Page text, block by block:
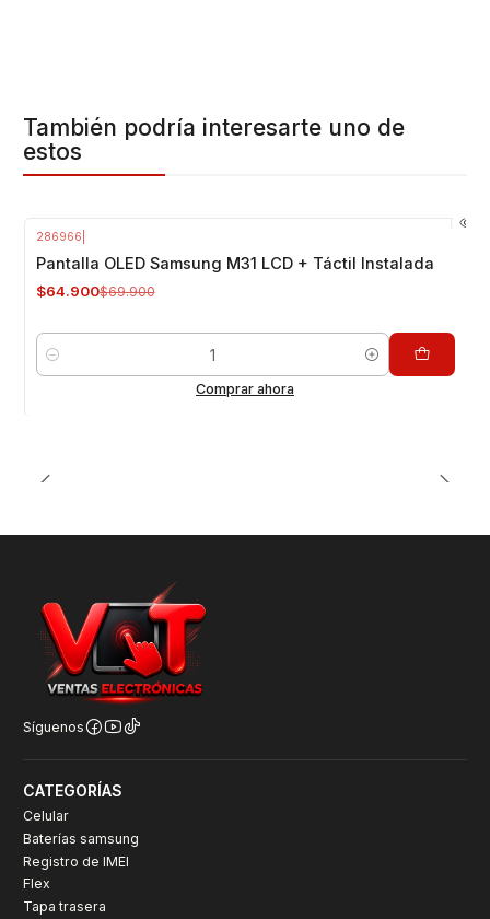
También podría interesarte uno de
estos
286966
Pantalla OLED Samsung M31 LCD + Táctil Instalada
$64.900$69.900
Cantidad
Comprar ahora
Síguenos
CATEGORÍAS
Celular
Baterías samsung
Registro de IMEI
Flex
Tapa trasera